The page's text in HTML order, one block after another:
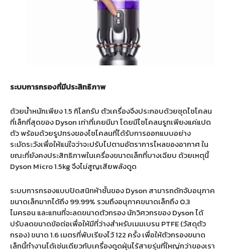
ระบบการกรองที่มีประสิทธิภาพ
ด้วยน้ำหนักเพียง 1.5 กิโลกรับ ตัวเครื่องจึงประกอบด้วยชุดไซโคลน
ที่เล็กที่สุดของ Dyson เท่าที่เคยมีมา โดยมีไซโคลนรูทเพียงแค่แปด
ตัว พร้อมด้วยรูปทรงของไซโคลนที่ได้รับการออกแบบอย่าง
ระมัดระวังเพื่อให้แน่ใจว่าจะปรับไปตามอัตราการไหลของอากาศ ใน
ขณะที่ยังคงประสิทธิภาพในเครื่องขนาดเล็กที่บางเฉียบ ด้วยเหตุนี้
Dyson Micro 1.5kg จึงไม่สูญเสียพลังดูด
ระบบการกรองแบบปิดสนิทห้าชั้นของ Dyson สามารถดักจับอนุภาค
ขนาดเล็กมากได้ถึง 99.99% รวมถึงอนุภาคขนาดเล็กถึง 0.3
ไมครอน และแทนที่จะลดขนาดตัวกรอง นักวิศวกรของ Dyson ได้
ปรับลดขนาดข้อต่อเพื่อให้มีที่ว่างสำหรับเมมเบรน PTFE (วัสดุตัว
กรอง) ขนาด 1.6 เมตรที่พับเรียงไว้ 122 ครั้ง เพื่อให้ตัวกรองขนาด
เล็กนี้ทำงานได้เช่นเดียวกับเครื่องดูดฝุ่นไร้สายรุ่นที่ใหญ่กว่าของเรา